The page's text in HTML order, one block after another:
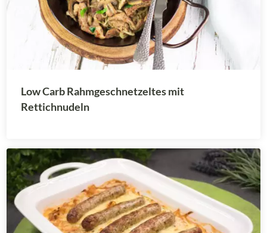
Low Carb Rahmgeschnetzeltes mit
Rettichnudeln